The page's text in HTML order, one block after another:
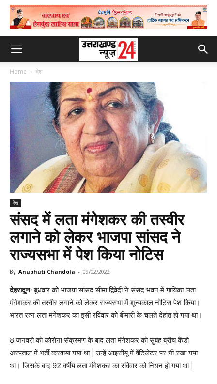
Home देश
देश
संसद में लता मंगेशकर की तस्वीर
लगाने को लेकर भाजपा सांसद ने
राज्यसभा में पेश किया नोटिस
By Anubhuti Chandola - 09/02/2022
देहरादून:बुधवार को भाजपा सांसद सीमा द्विवेदी ने संसद भवन में गायिका लता
मंगेशकर की तस्वीर लगाने को लेकर राज्यसभा में शून्यकाल नोटिस पेश किया।
भारत रत्न लता मंगेशकर का इसी रविवार को बीमारी के चलते देहांत हो गया था।
8 जनवरी को कोरोना संक्रमण के बाद लता मंगेशकर को सुबह ब्रीच कैंडी
अस्पताल में भर्ती करवाया गया था | उन्हें आइसीयू में वेंटिलेटर पर भी रखा गया
था। जिसके बाद 92 वर्षीय लता मंगेशकर का रविवार को निधन हो गया था |